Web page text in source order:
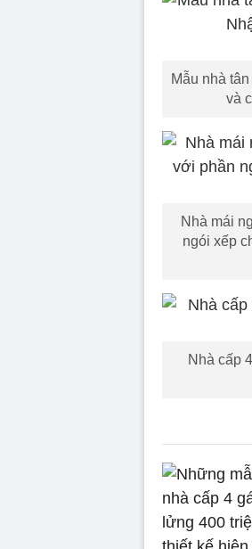
Mẫu nhà
và
Nhà mái
ngói xếp
Nhà cấp